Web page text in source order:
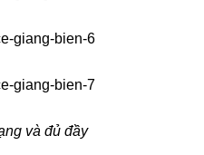
và đủ đầy